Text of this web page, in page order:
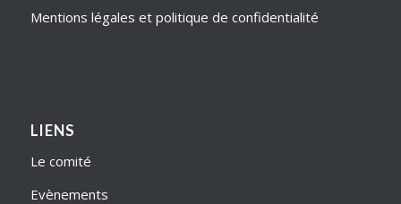
Mentions légales et politique de confidentialité
LIENS
Le comité
Evènements